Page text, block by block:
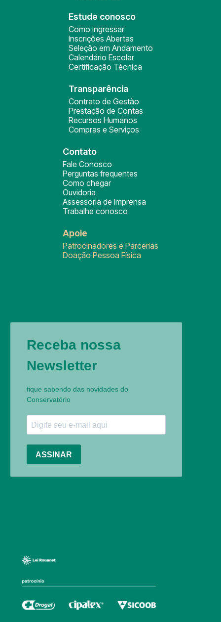
Estude conosco
Como ingressar
Inscrições Abertas
Seleção em Andamento
Calendário Escolar
Certificação Técnica
Transparência
Contrato de Gestão
Prestação de Contas
Recursos Humanos
Compras e Serviços
Contato
Fale Conosco
Perguntas frequentes
Como chegar
Ouvidoria
Assessoria de Imprensa
Trabalhe conosco
Apoie
Patrocinadores e Parcerias
Doação Pessoa Física